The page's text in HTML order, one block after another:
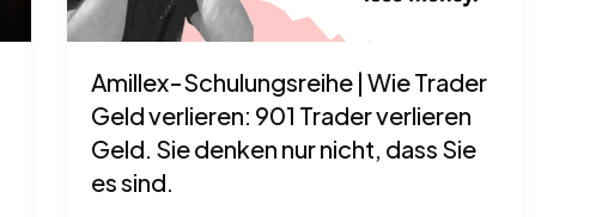
Amillex-Schulungsreihe | Wie Trader
Geld verlieren: 901 Trader verlieren
Geld. Sie denken nur nicht, dass Sie
es sind.